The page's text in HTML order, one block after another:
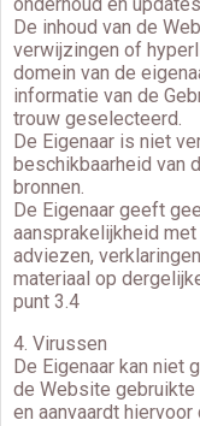
De inhoud van de
verwijzingen of
domein van de
informatie van de
trouw geselecteerd.
De Eigenaar is niet
beschikbaarheid van
bronnen.
De Eigenaar geeft
aansprakelijkheid
adviezen,
materiaal op
punt 3.4
4. Virussen
De Eigenaar kan niet
de Website
en aanvaardt